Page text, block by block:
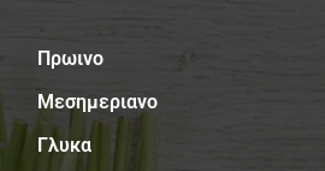
Πρωινο
Μεσημεριανο
Γλυκα